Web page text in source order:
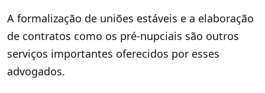
A formalização de uniões estáveis e a elaboração
de contratos como os pré-nupciais são outros
serviços importantes oferecidos por esses
advogados.